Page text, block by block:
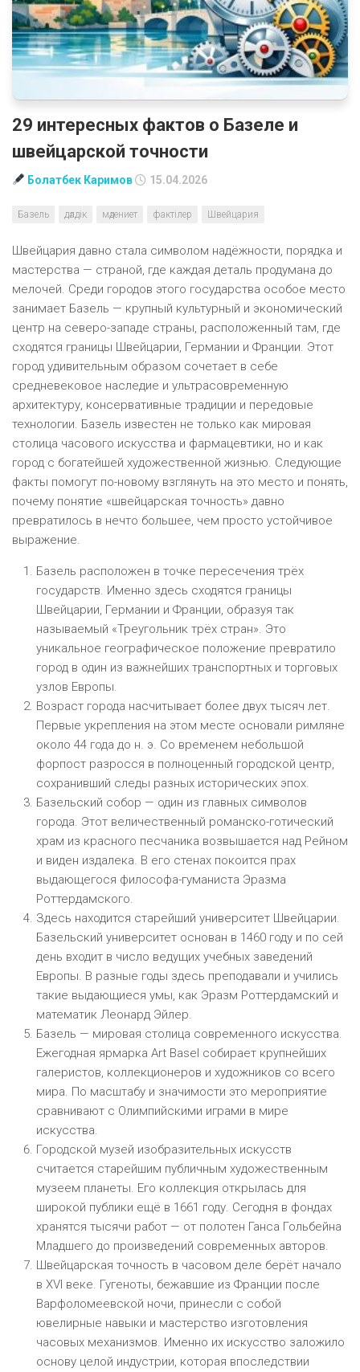
29 интересных фактов о Базеле и
швейцарской точности
Болатбек Каримов 15.04.2026
Базель дәлдік мәдениет фактілер Швейцария
Швейцария давно стала символом надёжности, порядка и
мастерства — страной, где каждая деталь продумана до
мелочей. Среди городов этого государства особое место
занимает Базель — крупный культурный и экономический
центр на северо-западе страны, расположенный там, где
сходятся границы Швейцарии, Германии и Франции. Этот
город удивительным образом сочетает в себе
средневековое наследие и ультрасовременную
архитектуру, консервативные традиции и передовые
технологии. Базель известен не только как мировая
столица часового искусства и фармацевтики, но и как
город с богатейшей художественной жизнью. Следующие
факты помогут по-новому взглянуть на это место и понять,
почему понятие «швейцарская точность» давно
превратилось в нечто большее, чем просто устойчивое
выражение.
Базель расположен в точке пересечения трёх
государств. Именно здесь сходятся границы
Швейцарии, Германии и Франции, образуя так
называемый «Треугольник трёх стран». Это
уникальное географическое положение превратило
город в один из важнейших транспортных и торговых
узлов Европы.
Возраст города насчитывает более двух тысяч лет.
Первые укрепления на этом месте основали римляне
около 44 года до н. э. Со временем небольшой
форпост разросся в полноценный городской центр,
сохранивший следы разных исторических эпох.
Базельский собор — один из главных символов
города. Этот величественный романско-готический
храм из красного песчаника возвышается над Рейном
и виден издалека. В его стенах покоится прах
выдающегося философа-гуманиста Эразма
Роттердамского.
Здесь находится старейший университет Швейцарии.
Базельский университет основан в 1460 году и по сей
день входит в число ведущих учебных заведений
Европы. В разные годы здесь преподавали и учились
такие выдающиеся умы, как Эразм Роттердамский и
математик Леонард Эйлер.
Базель — мировая столица современного искусства.
Ежегодная ярмарка Art Basel собирает крупнейших
галеристов, коллекционеров и художников со всего
мира. По масштабу и значимости это мероприятие
сравнивают с Олимпийскими играми в мире
искусства.
Городской музей изобразительных искусств
считается старейшим публичным художественным
музеем планеты. Его коллекция открылась для
широкой публики ещё в 1661 году. Сегодня в фондах
хранятся тысячи работ — от полотен Ганса Гольбейна
Младшего до произведений современных авторов.
Швейцарская точность в часовом деле берёт начало
в XVI веке. Гугеноты, бежавшие из Франции после
Варфоломеевской ночи, принесли с собой
ювелирные навыки и мастерство изготовления
часовых механизмов. Именно их искусство заложило
основу целой индустрии, которая впоследствии